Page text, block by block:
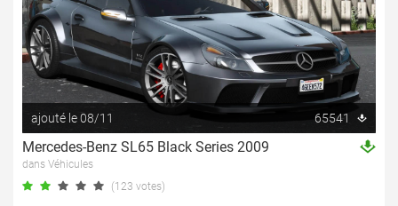
ajouté le 08/11 65541
Mercedes-Benz SL65 Black Series 2009
dans Véhicules
(123 votes)